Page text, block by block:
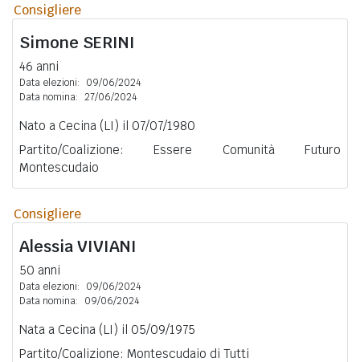
Consigliere
Simone SERINI
46 anni
Data elezioni:
09/06/2024
Data nomina: 27/06/2024
Nato a Cecina (LI) il 07/07/1980
Partito/Coalizione: Essere Comunità Futuro
Montescudaio
Consigliere
AlessiaVIVIANI
50 anni
Data elezioni:
09/06/2024
Data nomina:
09/06/2024
Nata a Cecina (LI) il 05/09/1975
Partito/Coalizione: Montescudaio di Tutti